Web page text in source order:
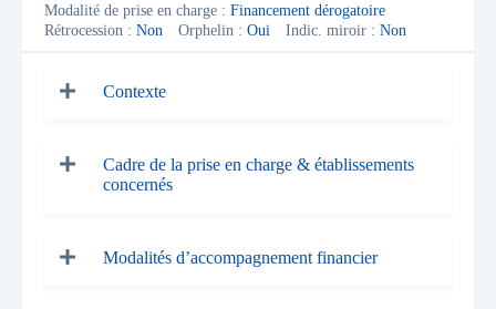
Modalité de prise en charge : Financement dérogatoire
Rétrocession : Non Orphelin : Oui Indic. miroir : Non
Contexte
Cadre de la prise en charge & établissements
concernés
Modalités d’accompagnement financier